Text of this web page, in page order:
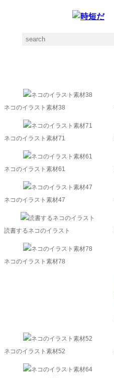
ネコのイラスト素材38
ネコのイラスト素材71
ネコのイラスト素材61
ネコのイラスト素材47
読書するネコのイラスト
ネコのイラスト素材78
ネコのイラスト素材52